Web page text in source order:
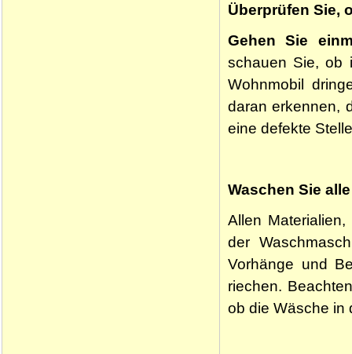
Überprüfen Sie,
Gehen Sie
schauen Sie, ob
Wohnmobil
daran erkennen,
eine defekte
Waschen Sie
Allen
der
Vorhänge und
riechen.
ob die Wäsche in